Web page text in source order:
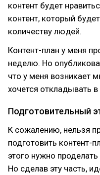
контент будет
контент, который
количеству людей.
Контент-план у меня
неделю. Но
что у меня возникает
хочется откладывать
Подготовительный
К сожалению, нельзя
подготовить контент-
этого нужно
Но сделав эту часть,